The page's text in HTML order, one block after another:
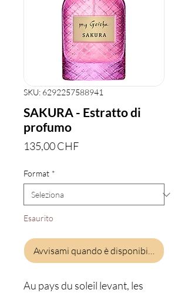
SKU: 6292257588941
SAKURA - Estratto di
profumo
135,00 CHFPrezzo
Format *
Esaurito
Avvisami quando è disponibile
Au pays du soleil levant, les